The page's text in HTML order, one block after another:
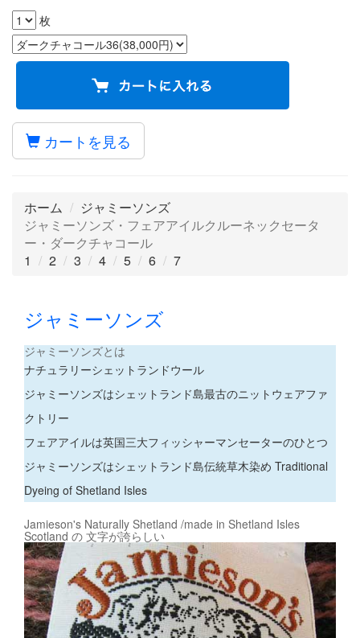
枚
カートを見る
ホーム
ジャミーソンズ
ジャミーソンズ・フェアアイルクルーネックセータ
ー・ダークチャコール
1
2 3 4 5 6 7
ジャミーソンズ
ジャミーソンズとは
ナチュラリーシェットランドウール
ジャミーソンズはシェットランド島最古のニットウェアファ
クトリー
フェアアイルは英国三大フィッシャーマンセーターのひとつ
ジャミーソンズはシェットランド島伝統草木染め Traditional
Dyeing of Shetland Isles
Jamieson's Naturally Shetland /made in Shetland Isles
Scotland の 文字が誇らしい